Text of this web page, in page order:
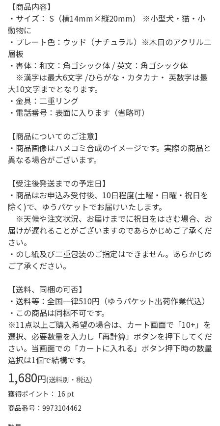
【商品内容】
・サイズ： S（横14mm×縦20mm） ※小型犬・猫・小
動物に
・プレート色：ウッド（ナチュラル）※木目のアクリル二
層板
・書体：和文：角ゴシック体 / 英文：角ゴシック体
※漢字は最大6文字 /ひらがな・カタカナ・ 英数字は最
大10文字までとなります。
・金具：二重リング
・電話番号：表面に入ります（省略可）
【商品についてのご注意】
・商品画像はハメコミ合成のイメージです。実際の商品と
異なる場合がございます。
【受注後発送までの予定日】
・商品はお申込み受付後、10日程度(土曜・日曜・祝日を
除く)で、ゆうパケットでお届けいたします。
※天候や注文状況、お届けまでに祝日をはさむ場合、お
届けが遅れることがございますのであらかじめご了承くだ
さい。
・のし紙及び二重包装のご指定はできません。あらかじめ
ご了承ください。
【送料、同梱の可否】
・送料等：全国一律510円（ゆうパケット出荷作業代込）
・この商品は同梱不可です。
※11点以上ご購入希望の場合は、カート画面で「10+」を
選択、必要数量を入力し「再計算」ボタンを押下してくだ
さい。当画面での「カートに入れる」ボタン押下時の数量
選択は1個で結構です。
1,680円(送料別・税込)
獲得ポイント： 16 pt
商品番号
9973104462